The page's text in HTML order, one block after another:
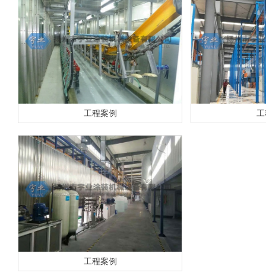
工程案例
工程案例